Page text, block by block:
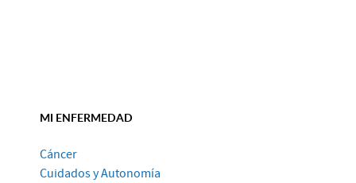
MI ENFERMEDAD
Cáncer
Cuidados y Autonomía